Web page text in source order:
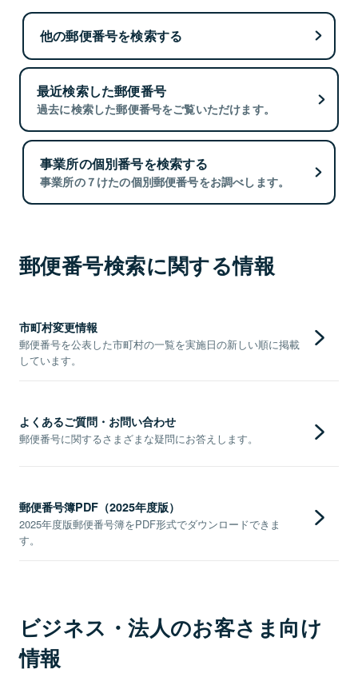
他の郵便番号を検索する
最近検索した郵便番号
過去に検索した郵便番号をご覧いただけます。
事業所の個別番号を検索する
事業所の７けたの個別郵便番号をお調べします。
郵便番号検索に関する情報
市町村変更情報
郵便番号を公表した市町村の一覧を実施日の新しい順に掲載
しています。
よくあるご質問・お問い合わせ
郵便番号に関するさまざまな疑問にお答えします。
郵便番号簿PDF（2025年度版）
2025年度版郵便番号簿をPDF形式でダウンロードできま
す。
ビジネス・法人のお客さま向け
情報